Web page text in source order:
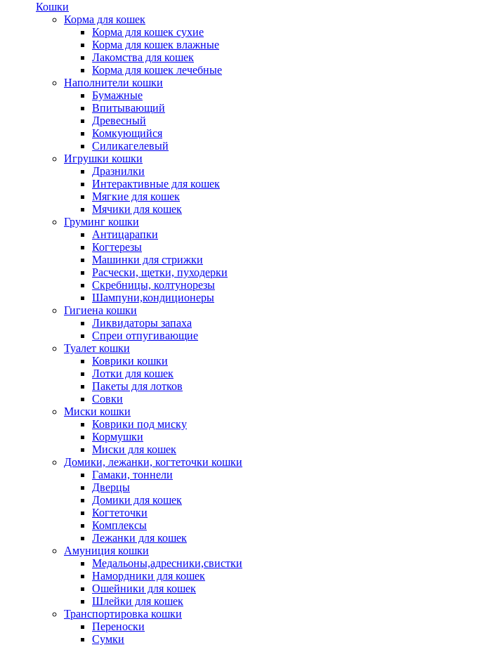
Кошки
Корма для кошек
Корма для кошек сухие
Корма для кошек влажные
Лакомства для кошек
Корма для кошек лечебные
Наполнители кошки
Бумажные
Впитывающий
Древесный
Комкующийся
Силикагелевый
Игрушки кошки
Дразнилки
Интерактивные для кошек
Мягкие для кошек
Мячики для кошек
Груминг кошки
Антицарапки
Когтерезы
Машинки для стрижки
Расчески, щетки, пуходерки
Скребницы, колтунорезы
Шампуни,кондиционеры
Гигиена кошки
Ликвидаторы запаха
Спреи отпугивающие
Туалет кошки
Коврики кошки
Лотки для кошек
Пакеты для лотков
Совки
Миски кошки
Коврики под миску
Кормушки
Миски для кошек
Домики, лежанки, когтеточки кошки
Гамаки, тоннели
Дверцы
Домики для кошек
Когтеточки
Комплексы
Лежанки для кошек
Амуниция кошки
Медальоны,адресники,свистки
Намордники для кошек
Ошейники для кошек
Шлейки для кошек
Транспортировка кошки
Переноски
Сумки